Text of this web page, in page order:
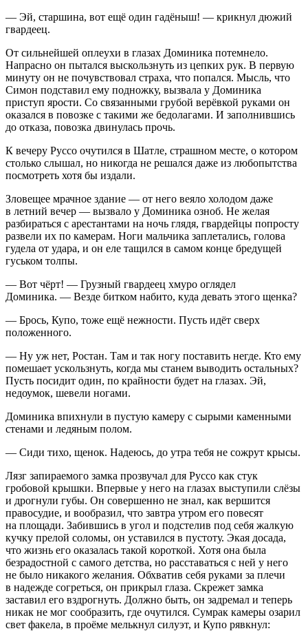
— Эй, старшина, вот ещё один гадёныш! — крикнул дюжий
гвардеец.
От сильнейшей оплеухи в глазах Доминика потемнело.
Напрасно он пытался выскользнуть из цепких рук. В первую
минуту он не почувствовал страха, что попался. Мысль, что
Симон подставил ему подножку, вызвала у Доминика
приступ ярости. Со связанными грубой верёвкой руками он
оказался в повозке с такими же бедолагами. И заполнившись
до отказа, повозка двинулась прочь.
К вечеру Руссо очутился в Шатле, страшном месте, о котором
столько слышал, но никогда не решался даже из любопытства
посмотреть хотя бы издали.
Зловещее мрачное здание — от него веяло холодом даже
в летний вечер — вызвало у Доминика озноб. Не желая
разбираться с арестантами на ночь глядя, гвардейцы попросту
развели их по камерам. Ноги мальчика заплетались, голова
гудела от удара, и он еле тащился в самом конце бредущей
гуськом толпы.
— Вот чёрт! — Грузный гвардеец хмуро оглядел
Доминика. — Везде битком набито, куда девать этого щенка?
— Брось, Купо, тоже ещё нежности. Пусть идёт сверх
положенного.
— Ну уж нет, Ростан. Там и так ногу поставить негде. Кто ему
помешает ускользнуть, когда мы станем выводить остальных?
Пусть посидит один, по крайности будет на глазах. Эй,
недоумок, шевели ногами.
Доминика впихнули в пустую камеру с сырыми каменными
стенами и ледяным полом.
— Сиди тихо, щенок. Надеюсь, до утра тебя не сожрут крысы.
Лязг запираемого замка прозвучал для Руссо как стук
гробовой крышки. Впервые у него на глазах выступили слёзы
и дрогнули губы. Он совершенно не знал, как вершится
правосудие, и вообразил, что завтра утром его повесят
на площади. Забившись в угол и подстелив под себя жалкую
кучку прелой соломы, он уставился в пустоту. Экая досада,
что жизнь его оказалась такой короткой. Хотя она была
безрадостной с самого детства, но расставаться с ней у него
не было никакого желания. Обхватив себя руками за плечи
в надежде согреться, он прикрыл глаза. Скрежет замка
заставил его вздрогнуть. Должно быть, он задремал и теперь
никак не мог сообразить, где очутился. Сумрак камеры озарил
свет факела, в проёме мелькнул силуэт, и Купо рявкнул: